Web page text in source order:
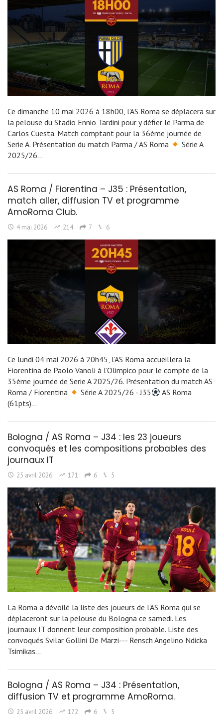
Ce dimanche 10 mai 2026 à 18h00, l'AS Roma se déplacera sur
la pelouse du Stadio Ennio Tardini pour y défier le Parma de
Carlos Cuesta. Match comptant pour la 36ème journée de
Serie A. Présentation du match Parma / AS Roma
Série A
2025/26…
AS Roma / Fiorentina – J35 : Présentation,
match aller, diffusion TV et programme
AmoRoma Club.
4 mai 2026 214 7 6
Ce lundi 04 mai 2026 à 20h45, l'AS Roma accueillera la
Fiorentina de Paolo Vanoli à l'Olimpico pour le compte de la
35ème journée de Serie A 2025/26. Présentation du match AS
Roma / Fiorentina
Série A 2025/26 - J35
AS Roma
(61pts)…
Bologna / AS Roma – J34 : les 23 joueurs
convoqués et les compositions probables des
journaux IT
25 avril 2026 171 6 5
La Roma a dévoilé la liste des joueurs de l'AS Roma qui se
déplaceront sur la pelouse du Bologna ce samedi. Les
journaux IT donnent leur composition probable. Liste des
convoqués Svilar Gollini De Marzi--- Rensch Angelino Ndicka
Tsimikas…
Bologna / AS Roma – J34 : Présentation,
diffusion TV et programme AmoRoma.
25 avril 2026 172 6 5